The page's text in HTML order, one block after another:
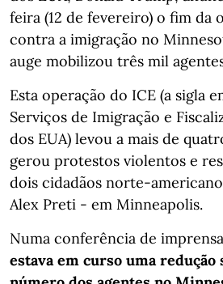
feira (12 de fevereiro) o fim da
contra a imigração no
auge mobilizou três mil
Esta operação do ICE (a sigla
Serviços de Imigração e
dos EUA) levou a mais de
gerou protestos violentos e
dois cidadãos norte-
Alex Preti - em Minneapolis.
Numa conferência de
estava em curso uma